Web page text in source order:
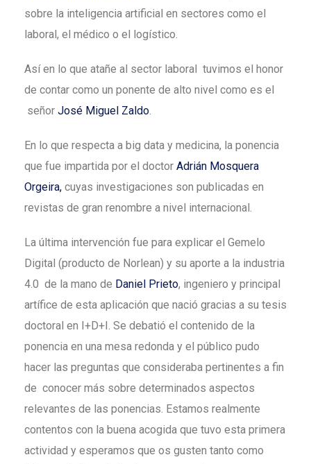
sobre la inteligencia artificial en sectores como el
laboral, el médico o el logístico.
Así en lo que atañe al sector laboral tuvimos el honor
de contar como un ponente de alto nivel como es el
señor José Miguel Zaldo.
En lo que respecta a big data y medicina, la ponencia
que fue impartida por el doctor Adrián Mosquera
Orgeira, cuyas investigaciones son publicadas en
revistas de gran renombre a nivel internacional.
La última intervención fue para explicar el Gemelo
Digital (producto de Norlean) y su aporte a la industria
4.0 de la mano de Daniel Prieto, ingeniero y principal
artífice de esta aplicación que nació gracias a su tesis
doctoral en I+D+I. Se debatió el contenido de la
ponencia en una mesa redonda y el público pudo
hacer las preguntas que consideraba pertinentes a fin
de conocer más sobre determinados aspectos
relevantes de las ponencias. Estamos realmente
contentos con la buena acogida que tuvo esta primera
actividad y esperamos que os gusten tanto como